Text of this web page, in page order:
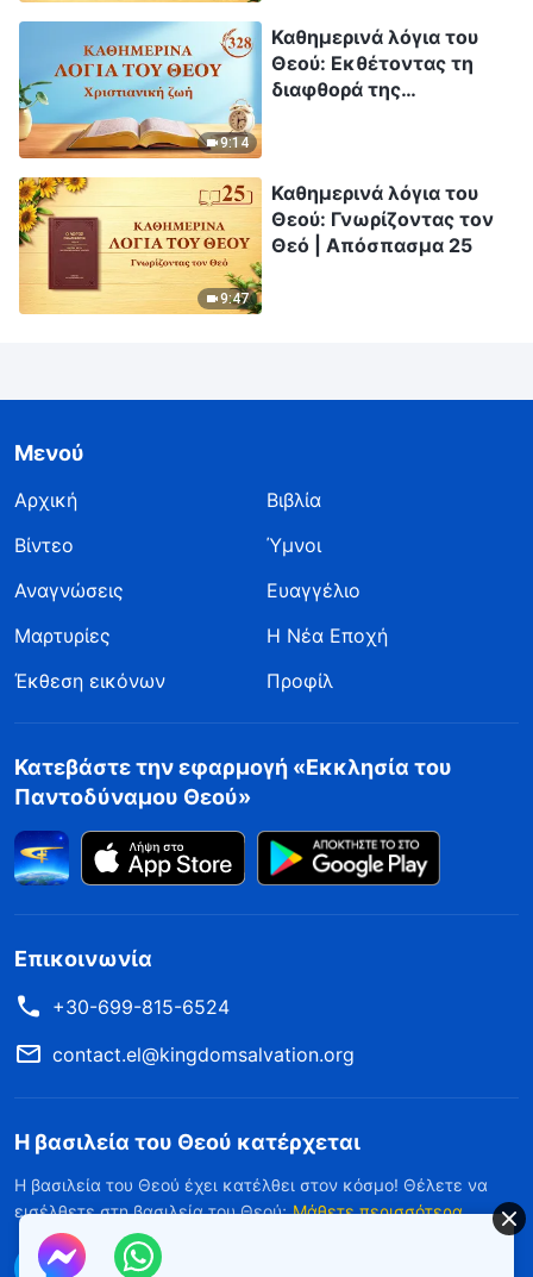
9:14
Καθημερινά λόγια του
Θεού: Εκθέτοντας τη
διαφθορά της
9:47
Καθημερινά λόγια του
Θεού: Γνωρίζοντας τον
Θεό | Απόσπασμα 25
Μενού
Αρχική
Βιβλία
Βίντεο
Ύμνοι
Αναγνώσεις
Ευαγγέλιο
Μαρτυρίες
Η Νέα Εποχή
Έκθεση εικόνων
Προφίλ
Κατεβάστε την εφαρμογή «Εκκλησία του
Παντοδύναμου Θεού»
Επικοινωνία
+30-699-815-6524
contact.el@kingdomsalvation.org
Η βασιλεία του Θεού κατέρχεται
Η βασιλεία του Θεού έχει κατέλθει στον κόσμο! Θέλετε να
εισέλθετε στη βασιλεία του Θεού; Μάθετε περισσότερα
Επικοινωνήστε μαζί μας μέσω Messenger